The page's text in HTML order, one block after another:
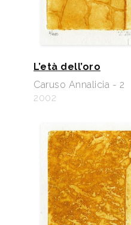
L’età dell’oro
Caruso Annalicia - 2
2002